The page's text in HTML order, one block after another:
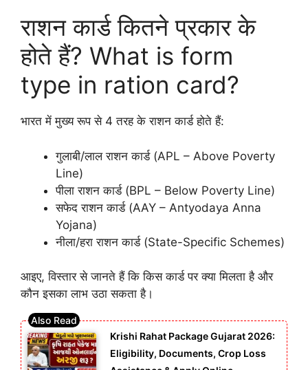
राशन कार्ड कितने प्रकार के
होते हैं? What is form
type in ration card?
भारत में मुख्य रूप से 4 तरह के राशन कार्ड होते हैं:
गुलाबी/लाल राशन कार्ड (APL – Above Poverty
Line)
पीला राशन कार्ड (BPL – Below Poverty Line)
सफेद राशन कार्ड (AAY – Antyodaya Anna
Yojana)
नीला/हरा राशन कार्ड (State-Specific Schemes)
आइए, विस्तार से जानते हैं कि किस कार्ड पर क्या मिलता है और
कौन इसका लाभ उठा सकता है।
Krishi Rahat Package Gujarat 2026:
Eligibility, Documents, Crop Loss